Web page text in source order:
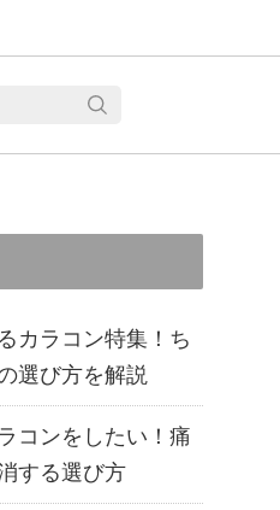
カラコン特集！ち
選び方を解説
コンをしたい！痛
する選び方